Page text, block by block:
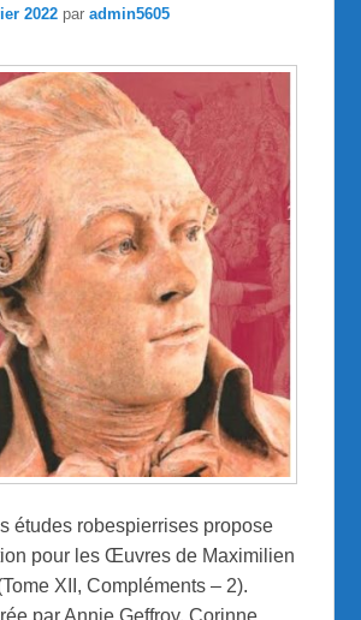
2022 paradmin5605
études robespierrises propose
pour les Œuvres de Maximilien
XII, Compléments – 2).